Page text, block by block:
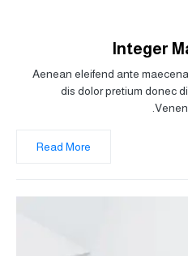
Integer
Aenean eleifend ante
dis dolor pretium donec
Read More